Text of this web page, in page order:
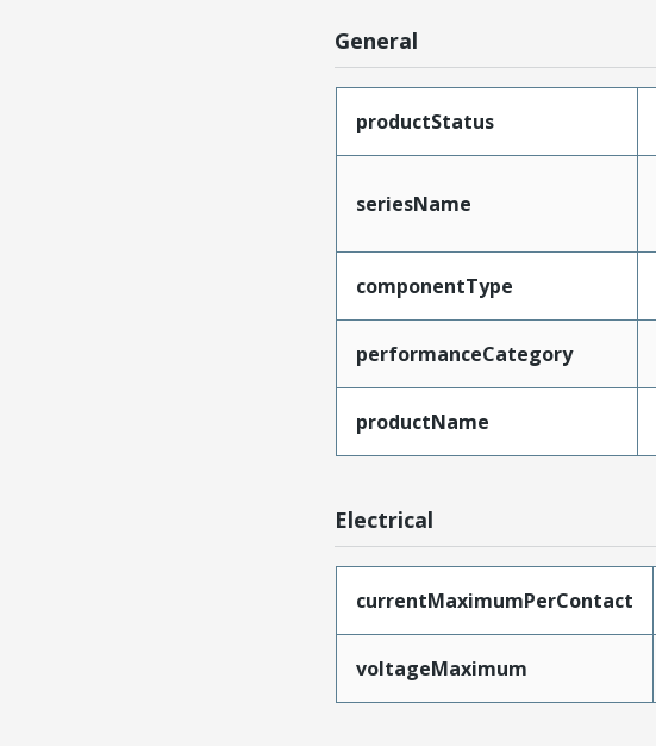
General
productStatus
seriesName
componentType
performanceCategory
productName
Electrical
currentMaximumPerContact
voltageMaximum